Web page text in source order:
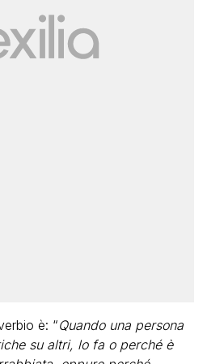
è: “Quando una persona
su altri, lo fa o perché è